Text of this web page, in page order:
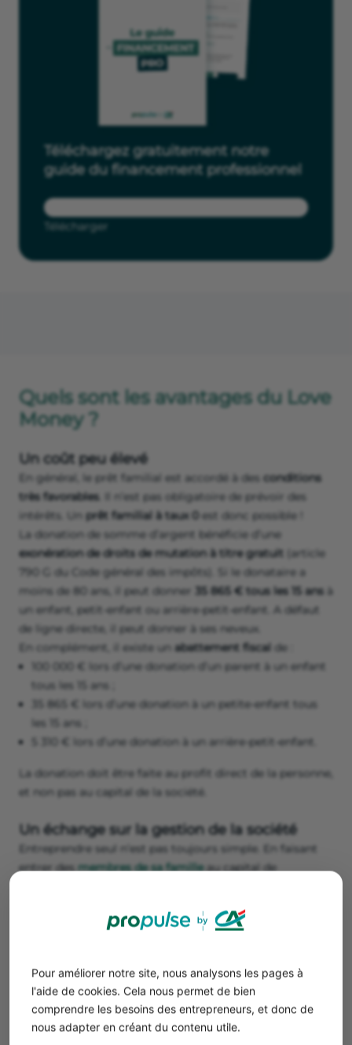
Pour améliorer notre site, nous analysons les pages à
l'aide de cookies. Cela nous permet de bien
comprendre les besoins des entrepreneurs, et donc de
nous adapter en créant du contenu utile.
Téléchargez gratuitement notre
guide du financement professionnel
Télécharger
Quels sont les avantages du Love
Money ?
Un coût peu élevé
En général, le prêt familial est accordé à des conditions
très favorables. Il n’est pas obligatoire de prévoir des
intérêts. Un prêt familial à taux 0
est donc possible !
La donation de somme d’argent bénéficie d’une
exonération de droits de mutation à titre gratuit (article
790 G du Code général des impôts). Si le donataire a
moins de 80 ans, il peut donner
35 865 € tous les 15 ans à
un enfant, petit-enfant ou arrière-petit-enfant. A défaut
de ligne directe, il peut donner à ses neveux.
En complément, il existe un abattement fiscal de :
100 000 € lors d’une donation d’un parent à un enfant
tous les 15 ans ;
35 865 € lors d’une donation à un petite-enfant tous
les 15 ans ;
5 310 € lors d’une donation à un arrière-petit-enfant.
La donation doit être faite au profit direct de la personne,
et non pas au capital de la société.
Un échange sur la gestion de la société
Entreprendre seul n’est pas toujours simple. En faisant
entrer desmembres de sa familleau capital de
pilotage de l’entrepriseet ses résultats.
familial
Réduction d’impôt sur le revenu
Tout investisseur au capital d’une PME bénéficie d’une